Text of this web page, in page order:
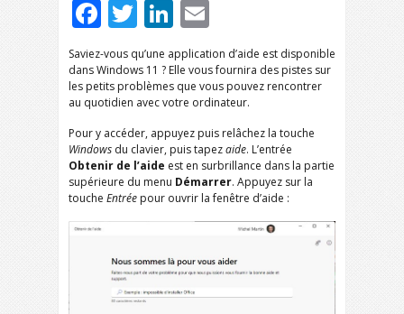
Facebook
TwitterLinkedIn
Saviez-vous qu’une application d’aide est disponible
dans Windows 11 ? Elle vous fournira des pistes sur
les petits problèmes que vous pouvez rencontrer
au quotidien avec votre ordinateur.
Pour y accéder, appuyez puis relâchez la touche
Windows du clavier, puis tapezaide. L’entrée
Obtenir de l’aide est en surbrillance dans la partie
supérieure du menu Démarrer. Appuyez sur la
touche Entrée pour ouvrir la fenêtre d’aide :